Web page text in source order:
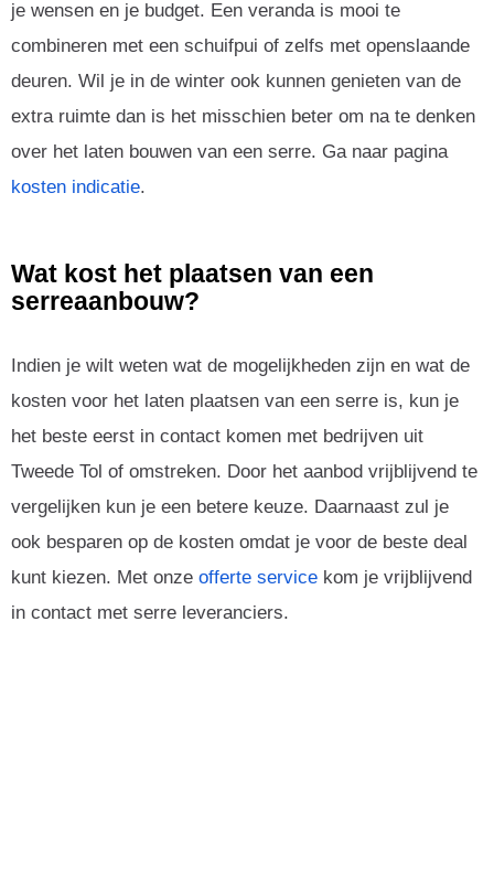
je wensen en je budget. Een veranda is mooi te
combineren met een schuifpui of zelfs met openslaande
deuren. Wil je in de winter ook kunnen genieten van de
extra ruimte dan is het misschien beter om na te denken
over het laten bouwen van een serre. Ga naar pagina
kosten indicatie.
Wat kost het plaatsen van een
serreaanbouw?
Indien je wilt weten wat de mogelijkheden zijn en wat de
kosten voor het laten plaatsen van een serre is, kun je
het beste eerst in contact komen met bedrijven uit
Tweede Tol of omstreken. Door het aanbod vrijblijvend te
vergelijken kun je een betere keuze. Daarnaast zul je
ook besparen op de kosten omdat je voor de beste deal
kunt kiezen. Met onze offerte service kom je vrijblijvend
in contact met serre leveranciers.